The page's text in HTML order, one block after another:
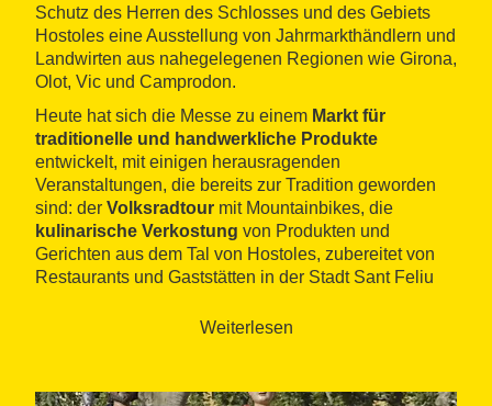
Schutz des Herren des Schlosses und des Gebiets
Hostoles eine Ausstellung von Jahrmarkthändlern und
Landwirten aus nahegelegenen Regionen wie Girona,
Olot, Vic und Camprodon.
Heute hat sich die Messe zu einem Markt für
traditionelle und handwerkliche Produkte
entwickelt, mit einigen herausragenden
Veranstaltungen, die bereits zur Tradition geworden
sind: der Volksradtour mit Mountainbikes, die
kulinarische Verkostung von Produkten und
Gerichten aus dem Tal von Hostoles, zubereitet von
Restaurants und Gaststätten in der Stadt Sant Feliu
Künstler und die Ausstellung von
zusammenarbeiten.
Weiterlesen